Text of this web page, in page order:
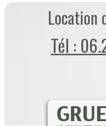
Location
Tél :